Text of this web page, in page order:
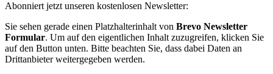
Abonniert jetzt unseren kostenlosen Newsletter:
Sie sehen gerade einen Platzhalterinhalt von Brevo Newsletter
Formular. Um auf den eigentlichen Inhalt zuzugreifen, klicken Sie
auf den Button unten. Bitte beachten Sie, dass dabei Daten an
Drittanbieter weitergegeben werden.